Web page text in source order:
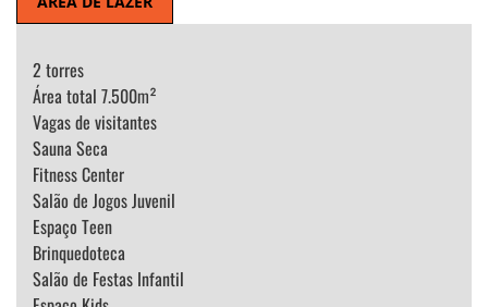
2 torres
Área total 7.500m²
Vagas de visitantes
Sauna Seca
Fitness Center
Salão de Jogos Juvenil
Espaço Teen
Brinquedoteca
Salão de Festas Infantil